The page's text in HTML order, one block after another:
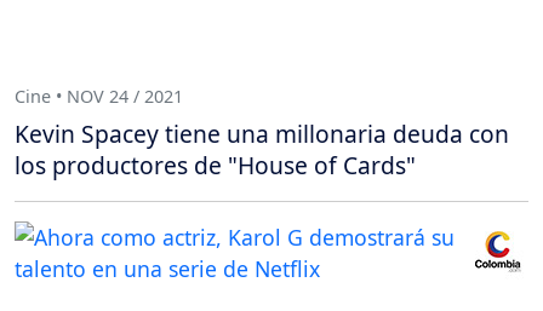
Cine • NOV 24 / 2021
Kevin Spacey tiene una millonaria deuda con
los productores de "House of Cards"